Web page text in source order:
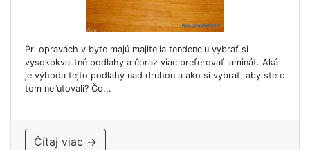
Pri opravách v byte majú majitelia tendenciu vybrať si
vysokokvalitné podlahy a čoraz viac preferovať laminát. Aká
je výhoda tejto podlahy nad druhou a ako si vybrať, aby ste o
tom neľutovali? Čo...
Čítaj viac →